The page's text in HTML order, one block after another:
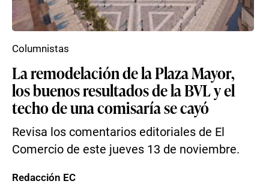
La remodelación de la Plaza Mayor,
los buenos resultados de la BVL y el
techo de una comisaría se cayó
Revisa los comentarios editoriales de El
Comercio de este jueves 13 de noviembre.
Columnistas
Redacción EC